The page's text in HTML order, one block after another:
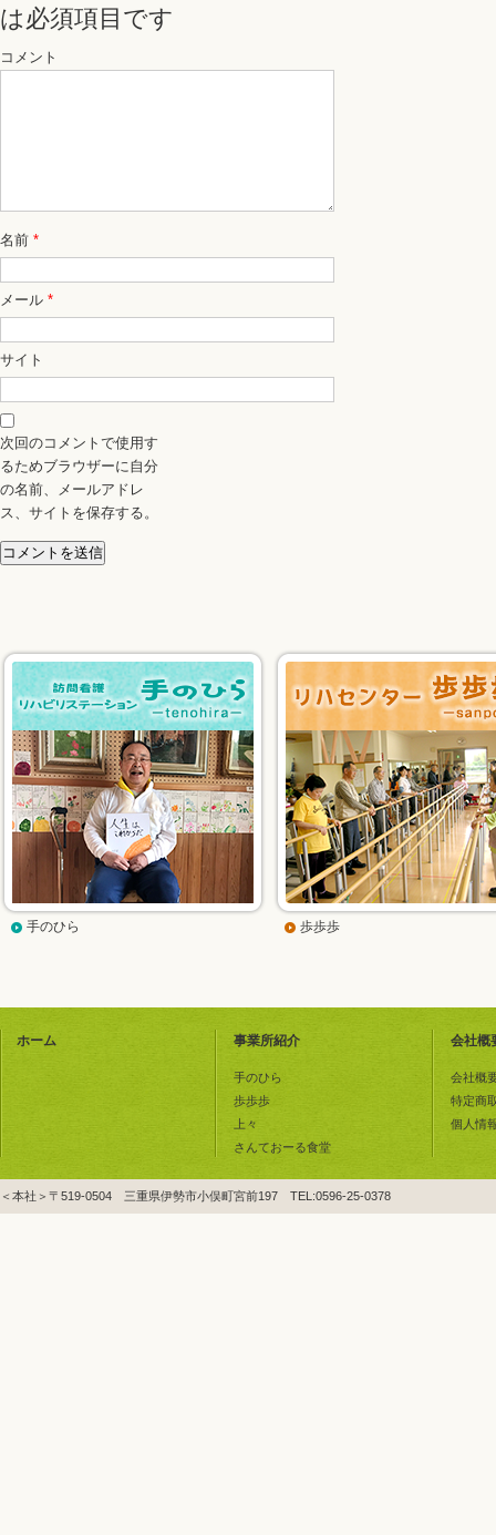
は必須項目です
コメント
名前 *
メール *
サイト
次回のコメントで使用す
るためブラウザーに自分
の名前、メールアドレ
ス、サイトを保存する。
手のひら 歩歩歩
ホーム 事業所紹介
手のひら
歩歩歩
上々
さんておーる食堂
会社概
会社概
特定商
個人情
＜本社＞〒519-0504 三重県伊勢市小俣町宮前197 TEL:0596-25-0378